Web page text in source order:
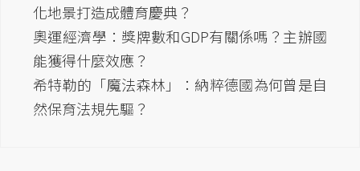
化地景打造成體育慶典？
奧運經濟學：獎牌數和GDP有關係嗎？主辦國
能獲得什麼效應？
希特勒的「魔法森林」：納粹德國為何曾是自
然保育法規先驅？